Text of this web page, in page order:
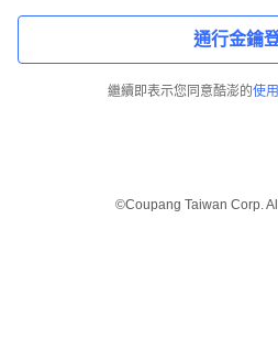
通行金鑰
繼續即表示您同意酷澎的使
©Coupang Taiwan Corp.